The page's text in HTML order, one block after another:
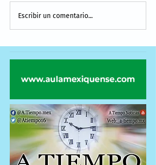
Escribir un comentario...